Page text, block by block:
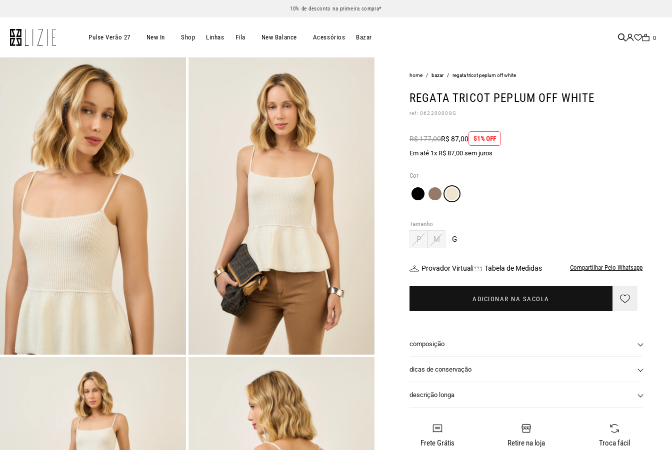
10% de desconto na primeira compra*
0
Pulse Verão 27 New In Shop Linhas Fila New Balance Acessórios Bazar
home / bazar / regata tricot peplum off white
REGATA TRICOT PEPLUM OFF WHITE
ref: 062200008G
R$ 177,00R$ 87,00
51% OFF
Em até 1x R$ 87,00 sem juros
Cor
Tamanho
P M G
Provador Virtual Tabela de Medidas Compartilhar Pelo Whatsapp
ADICIONAR NA SACOLA
composição
dicas de conservação
descrição longa
Frete Grátis Retire na loja Troca fácil